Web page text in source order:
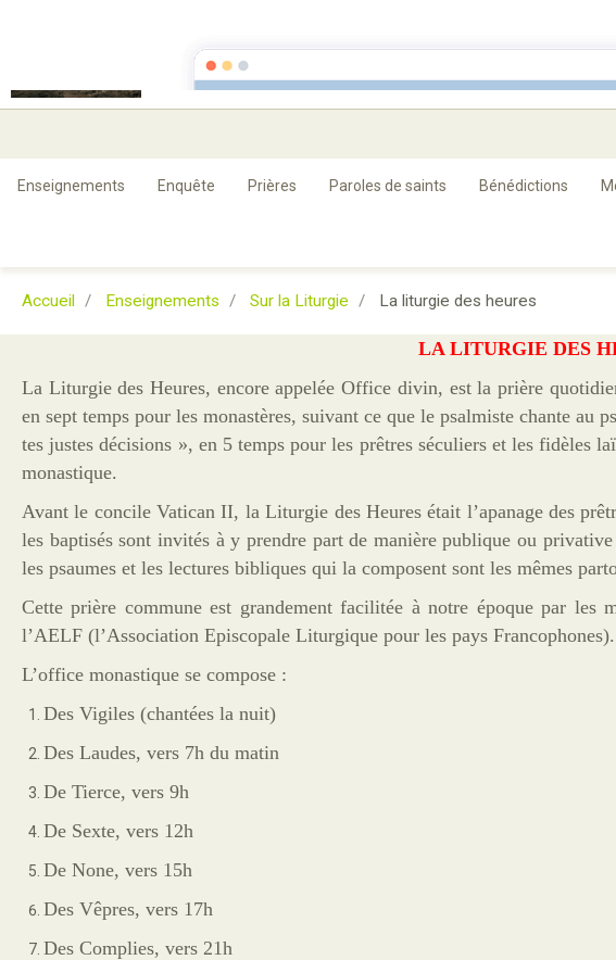
Guérison et Délivrance
rien n'est impossible à dieu
Enseignements Enquête Prières Paroles de saints Bénédictions
Accueil Enseignements Sur la Liturgie La liturgie des heures
LA LITURGIE DES
La Liturgie des Heures, encore appelée Office divin, est la prière
en sept temps pour les monastères, suivant ce que le psalmiste chante au
tes justes décisions », en 5 temps pour les prêtres séculiers et les fidèles
monastique.
Avant le concile Vatican II, la Liturgie des Heures était l’apanage des
les baptisés sont invités à y prendre part de manière publique ou
les psaumes et les lectures bibliques qui la composent sont les mêmes
Cette prière commune est grandement facilitée à notre époque par les
l’AELF (l’Association Episcopale Liturgique pour les pays Francophones).
L’office monastique se compose :
Des Vigiles (chantées la nuit)
Des Laudes, vers 7h du matin
De Tierce, vers 9h
De Sexte, vers 12h
De None, vers 15h
Des Vêpres, vers 17h
Des Complies, vers 21h